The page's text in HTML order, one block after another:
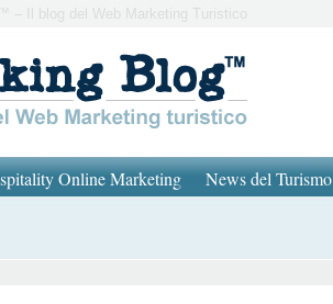
– Il blog del Web Marketing Turistico
Online Marketing News del Turismo